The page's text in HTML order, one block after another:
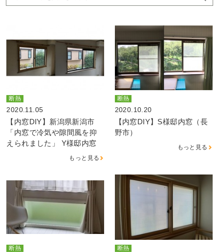
断熱
2020.11.05
【内窓DIY】新潟県新潟市
「内窓で冷気や隙間風を抑
えられました」 Y様邸内窓
もっと見る
断熱
2020.10.20
【内窓DIY】S様邸内窓（長
野市）
もっと見る
断熱 断熱